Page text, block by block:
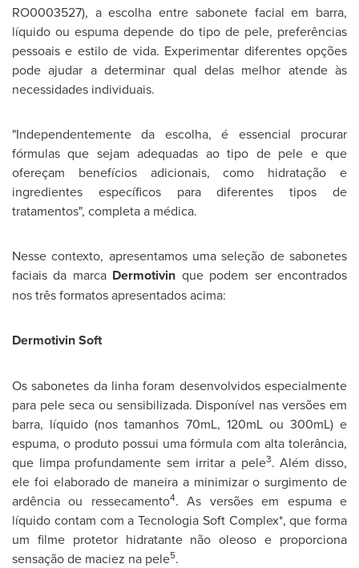
RO0003527), a escolha entre sabonete facial em barra,
líquido ou espuma depende do tipo de pele, preferências
pessoais e estilo de vida. Experimentar diferentes opções
pode ajudar a determinar qual delas melhor atende às
necessidades individuais.
"Independentemente da escolha, é essencial procurar
fórmulas que sejam adequadas ao tipo de pele e que
ofereçam benefícios adicionais, como hidratação e
ingredientes específicos para diferentes tipos de
tratamentos", completa a médica.
Nesse contexto, apresentamos uma seleção de sabonetes
faciais da marca Dermotivin que podem ser encontrados
nos três formatos apresentados acima:
DermotivinSoft
Os sabonetes da linha foram desenvolvidos especialmente
para pele seca ou sensibilizada. Disponível nas versões em
barra, líquido (nos tamanhos 70mL, 120mL ou 300mL) e
espuma, o produto possui uma fórmula com alta tolerância,
que limpa profundamente sem irritar a pele3. Além disso,
ele foi elaborado de maneira a minimizar o surgimento de
ardência ou ressecamento4. As versões em espuma e
líquido contam com a Tecnologia Soft Complex*, que forma
um filme protetor hidratante não oleoso e proporciona
sensação de maciez na pele5.